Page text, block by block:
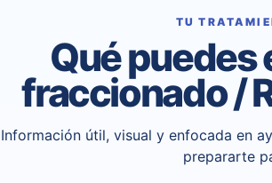
TU
Qué puedes
fraccionado /
Información útil, visual y enfocada en
prepararte